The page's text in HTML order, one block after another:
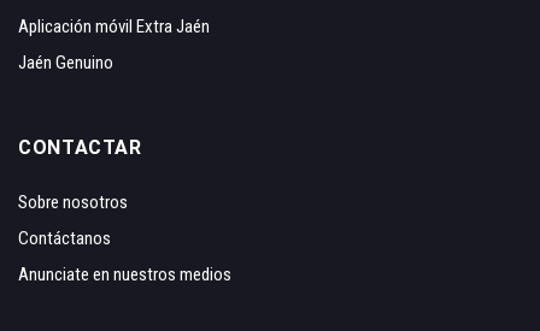
Aplicación móvil Extra Jaén
Jaén Genuino
CONTACTAR
Sobre nosotros
Contáctanos
Anunciate en nuestros medios